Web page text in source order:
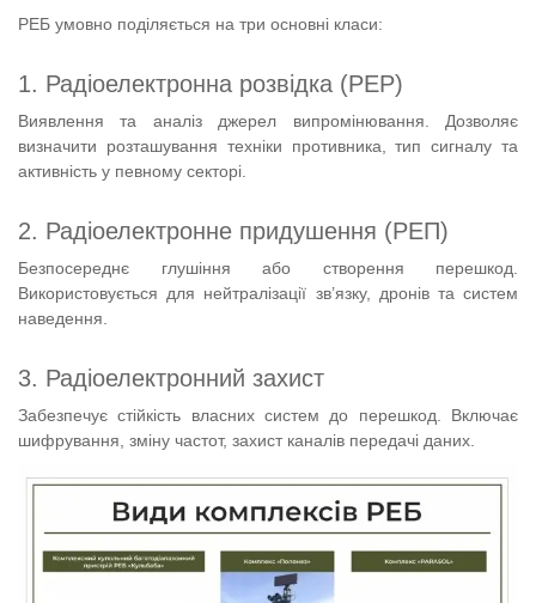
РЕБ умовно поділяється на три основні класи:
1. Радіоелектронна розвідка (РЕР)
Виявлення та аналіз джерел випромінювання. Дозволяє
визначити розташування техніки противника, тип сигналу та
активність у певному секторі.
2. Радіоелектронне придушення (РЕП)
Безпосереднє глушіння або створення перешкод.
Використовується для нейтралізації зв’язку, дронів та систем
наведення.
3. Радіоелектронний захист
Забезпечує стійкість власних систем до перешкод. Включає
шифрування, зміну частот, захист каналів передачі даних.